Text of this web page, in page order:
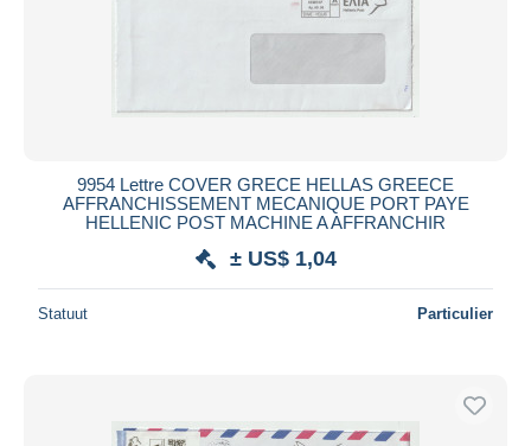
9954 Lettre COVER GRECE HELLAS GREECE
AFFRANCHISSEMENT MECANIQUE PORT PAYE
HELLENIC POST MACHINE A AFFRANCHIR
± US$ 1,04
Statuut Particulier